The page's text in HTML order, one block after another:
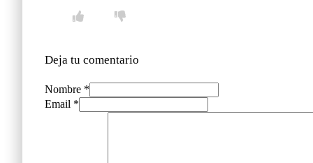
Deja tu comentario
Nombre *
Email *